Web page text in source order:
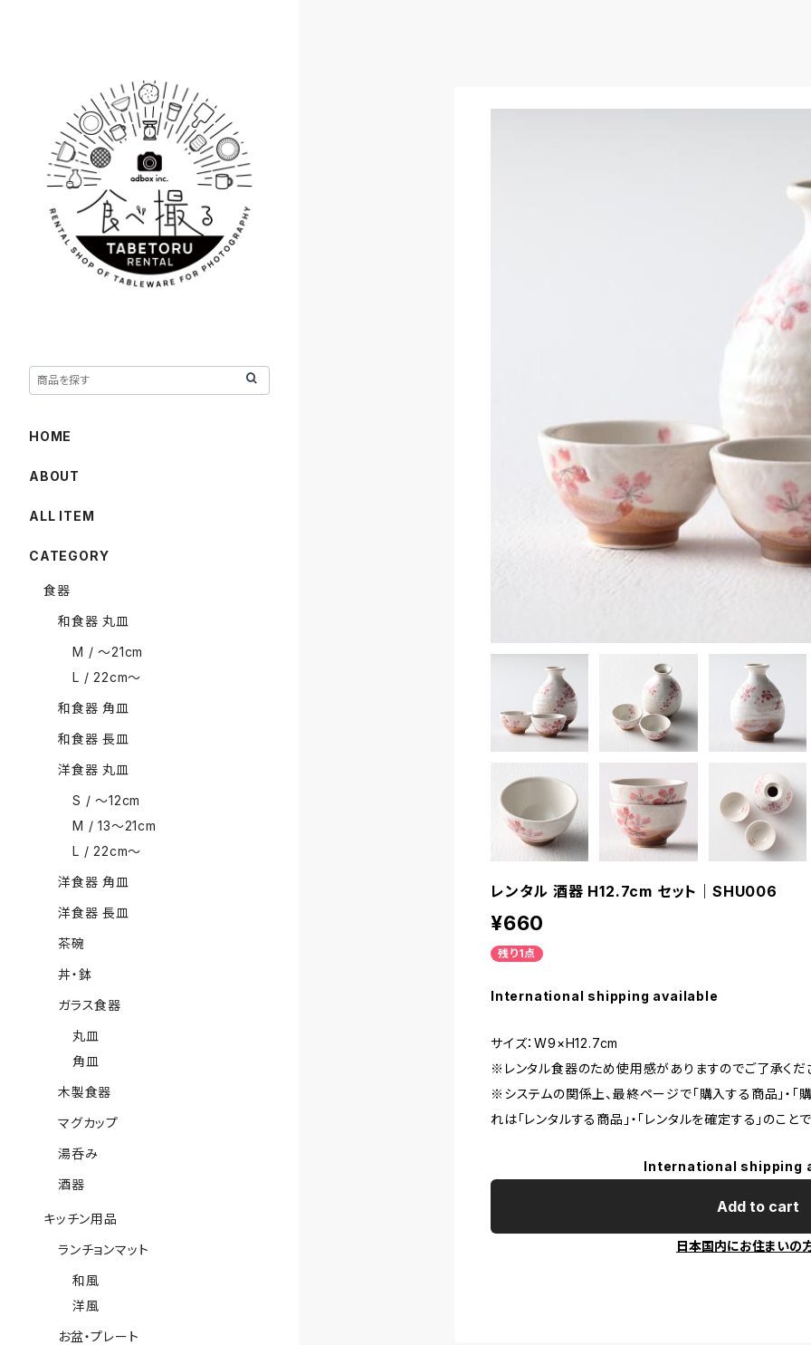
レンタル 酒器 H12.7cm セット｜SHU006
¥660
残り1点
International shipping available
サイズ：W9×H12.7cm
※レンタル食器のため使用感がありますのでご了承くだ
※システムの関係上、最終ページで「購入する商品」・「
れは「レンタルする商品」・「レンタルを確定する」のことで
International shipping
Add to cart
日本国内にお住まいの
HOME
ABOUT
ALL ITEM
CATEGORY
食器
和食器 丸皿
M / 〜21cm
L / 22cm〜
和食器 角皿
和食器 長皿
洋食器 丸皿
S / 〜12cm
M / 13〜21cm
L / 22cm〜
洋食器 角皿
洋食器 長皿
茶碗
丼・鉢
ガラス食器
丸皿
角皿
木製食器
マグカップ
湯呑み
酒器
キッチン用品
ランチョンマット
和風
洋風
お盆・プレート